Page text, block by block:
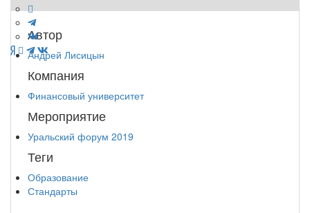
Автор
Андрей Лисицын
Компания
Финансовый университет
Мероприятие
Уральский форум 2019
Теги
Образование
Стандарты